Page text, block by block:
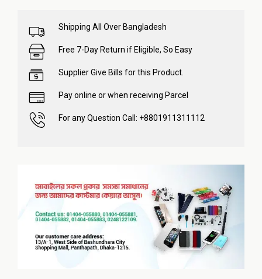
Shipping All Over Bangladesh
Free 7-Day Return if Eligible, So Easy
Supplier Give Bills for this Product.
Pay online or when receiving Parcel
For any Question Call: +8801911311112